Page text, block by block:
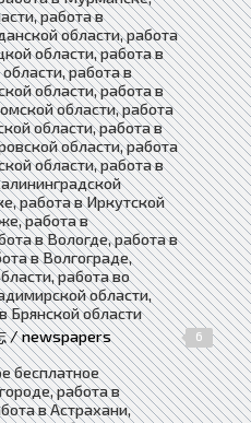
работа в
области, работа
области, работа в
работа в
области, работа в
области, работа
области, работа в
области, работа
области, работа в
работа в Иркутской
работа в
в Вологде, работа в
в Волгограде,
работа во
области,
Брянской области
/ newspapers
6
бесплатное
работа в
в Астрахани,